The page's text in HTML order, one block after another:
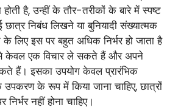
है, उन्हीं के तौर-तरीकों के बारे में स्पष्ट
छात्र निबंध लिखने या बुनियादी संख्यात्मक
लिए इस पर बहुत अधिक निर्भर हो जाता है
केवल एक विचार ले सकते हैं और अपने
हैं। इसका उपयोग केवल प्रारंभिक
के रूप में किया जाना चाहिए, छात्रों
नहीं होना चाहिए।